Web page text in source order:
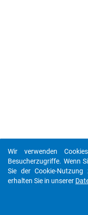
Wir verwenden
Besucherzugriffe. Wenn
Sie der Cookie-
erhalten Sie in unserer